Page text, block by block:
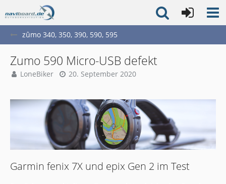
zûmo 340, 350, 390, 590, 595
Zumo 590 Micro-USB defekt
LoneBiker 20. September 2020
Garmin fenix 7X und epix Gen 2 im Test